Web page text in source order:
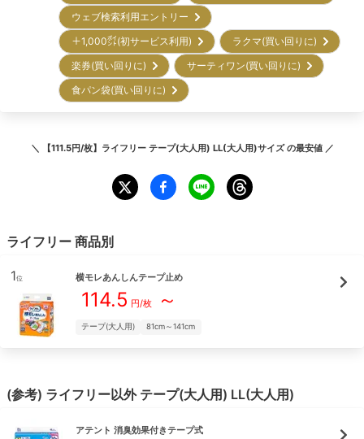
ウェブ検索利用エントリー
＋1,000㌽(初サービス利用)
ラクマ(買い回りに)
楽券(買い回りに)
サーティワン(買い回りに)
食パン袋(買い回りに)
＼ 【111.5円/枚】ライフリー テープ(大人用) LL(大人用)サイズの最安値 ／
ライフリー 商品別
1位 横モレあんしんテープ止め
114.5 円/枚～
テープ(大人用) 81cm～141cm
(参考) ライフリー以外 テープ(大人用) LL(大人用)
アテント 消臭効果付きテープ式